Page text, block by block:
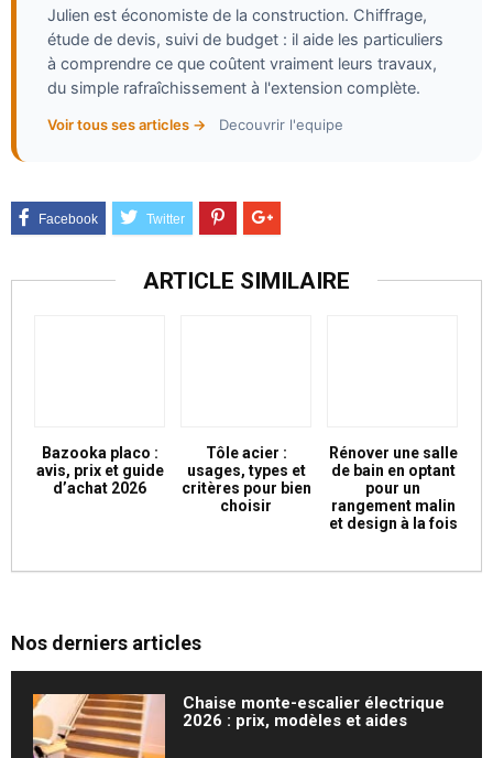
Julien est économiste de la construction. Chiffrage,
étude de devis, suivi de budget : il aide les particuliers
à comprendre ce que coûtent vraiment leurs travaux,
du simple rafraîchissement à l'extension complète.
Voir tous ses articles → Decouvrir l'equipe
ARTICLE SIMILAIRE
Bazooka placo :
avis, prix et guide
d’achat 2026
Tôle acier :
usages, types et
critères pour bien
choisir
Rénover une salle
de bain en optant
pour un
rangement malin
et design à la fois
Nos derniers articles
Chaise monte-escalier électrique
2026 : prix, modèles et aides